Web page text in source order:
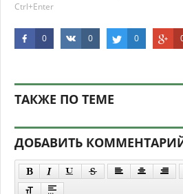
Ctrl+Enter
0 0 0
ТАКЖЕ ПО ТЕМЕ
ДОБАВИТЬ